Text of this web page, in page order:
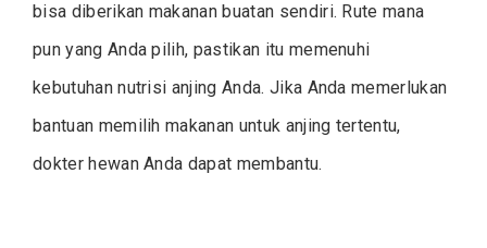
bisa diberikan makanan buatan sendiri. Rute mana
pun yang Anda pilih, pastikan itu memenuhi
kebutuhan nutrisi anjing Anda. Jika Anda memerlukan
bantuan memilih makanan untuk anjing tertentu,
dokter hewan Anda dapat membantu.